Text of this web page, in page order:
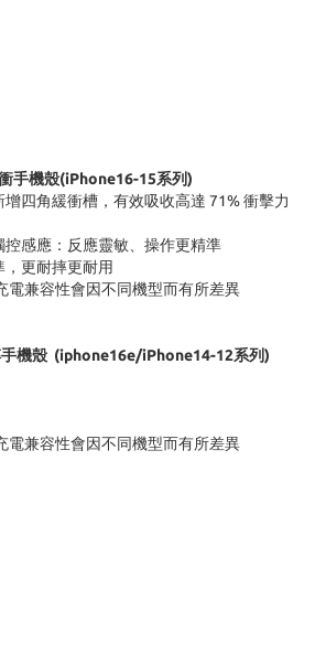
手機殼(iPhone16-15系列)
四角緩衝槽，有效吸收高達 71%衝擊力
控感應：反應靈敏、操作更精準
更耐摔更耐用
電兼容性會因不同機型而有所差異
機殼 (iphone16e/iPhone14-12系列)
電兼容性會因不同機型而有所差異